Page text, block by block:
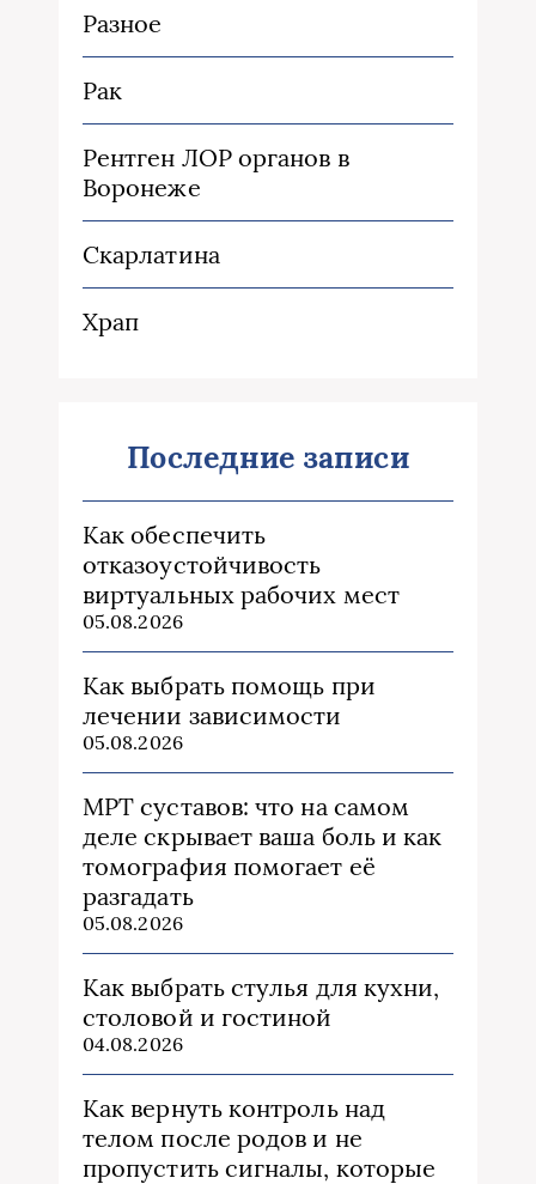
Разное
Рак
Рентген ЛОР органов в
Воронеже
Скарлатина
Храп
Последние записи
Как обеспечить
отказоустойчивость
виртуальных рабочих мест
05.08.2026
Как выбрать помощь при
лечении зависимости
05.08.2026
МРТ суставов: что на самом
деле скрывает ваша боль и как
томография помогает её
разгадать
05.08.2026
Как выбрать стулья для кухни,
столовой и гостиной
04.08.2026
Как вернуть контроль над
телом после родов и не
пропустить сигналы, которые